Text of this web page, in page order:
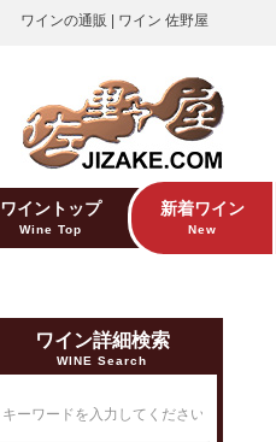
ワインの通販 | ワイン 佐野屋
ワイントップ
Wine Top
新着ワイン
New
ワイン詳細検索
WINE Search